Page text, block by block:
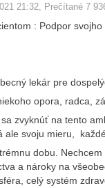
21:32 , Prečítané 7
: Podpor
lekár pre
opora, radca,
zvyknúť na tento
ale svoju mieru,
dobu.
a nároky na
celý systém